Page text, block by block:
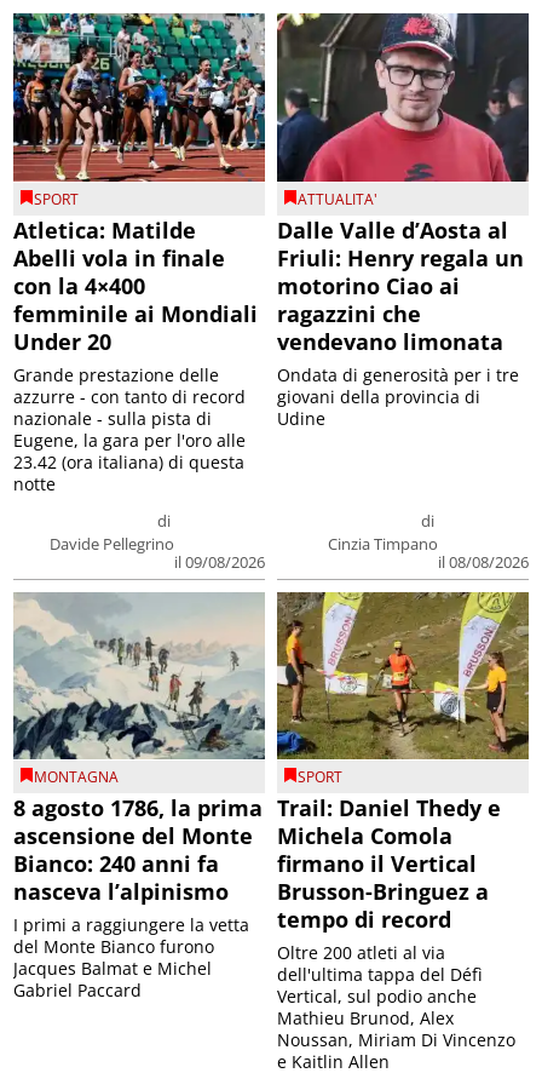
SPORT
Atletica: Matilde
Abelli vola in finale
con la 4×400
femminile ai Mondiali
Under 20
di
Davide Pellegrino
il 09/08/2026
Grande prestazione delle
azzurre - con tanto di record
nazionale - sulla pista di
Eugene, la gara per l'oro alle
23.42 (ora italiana) di questa
notte
ATTUALITA'
Dalle Valle d’Aosta al
Friuli: Henry regala un
motorino Ciao ai
ragazzini che
vendevano limonata
di
Cinzia Timpano
il 08/08/2026
Ondata di generosità per i tre
giovani della provincia di
Udine
MONTAGNA
8 agosto 1786, la prima
ascensione del Monte
Bianco: 240 anni fa
nasceva l’alpinismo
I primi a raggiungere la vetta
del Monte Bianco furono
Jacques Balmat e Michel
Gabriel Paccard
SPORT
Trail: Daniel Thedy e
Michela Comola
firmano il Vertical
Brusson-Bringuez a
tempo di record
Oltre 200 atleti al via
dell'ultima tappa del Défì
Vertical, sul podio anche
Mathieu Brunod, Alex
Noussan, Miriam Di Vincenzo
e Kaitlin Allen